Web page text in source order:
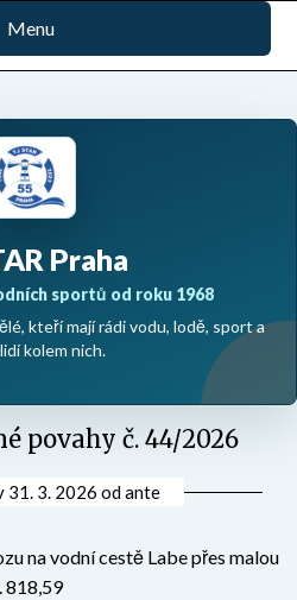
Menu
Praha
sportů od roku 1968
kteří mají rádi vodu, lodě, sport a
kolem nich.
povahy č. 44/2026
31. 3. 2026 odante
na vodní cestě Labe přes malou
818,59